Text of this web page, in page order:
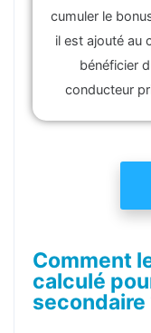
cumuler le
il est ajouté au
bénéficier
conducteur
Comment
calculé
secondaire